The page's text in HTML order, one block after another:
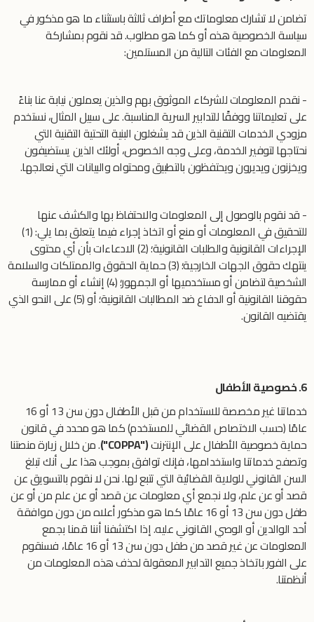
تضامن لا تشارك معلوماتك مع أطراف ثالثة باستثناء ما هو مذكور في
سياسة الخصوصية هذه أو كما هو مطلوب. قد نقوم بمشاركة
المعلومات مع الفئات التالية من المستلمين:
- نقدم المعلومات للشركاء الموثوق بهم والذين يعملون نيابة عنا بناءً
على تعليماتنا ووفقًا للتدابير السرية المناسبة. على سبيل المثال، نستخدم
مزودي الخدمات التقنية الذين قد يشغلون البنية التحتية التقنية التي
نحتاجها لتوفير الخدمة، وعلى وجه الخصوص، أولئك الذين يستضيفون
ويخزنون ويديرون ويحتفظون بالتطبيق ومحتواه والبيانات التي نعالجها.
- قد نقوم بالوصول إلى المعلومات والاحتفاظ بها والكشف عنها
للتحقيق في المعلومات أو منع أو اتخاذ إجراء فيما يتعلق بما يلي: (1)
الإجراءات القانونية والطلبات القانونية؛ (2) الادعاءات بأن أي محتوى
ينتهك حقوق الجهات الخارجية؛ (3) حماية الحقوق والممتلكات والسلامة
الشخصية لتضامن أو مستخدميها أو الجمهور؛ (4) إنشاء أو ممارسة
حقوقنا القانونية أو الدفاع ضد المطالبات القانونية؛ أو (5) على النحو الذي
يقتضيه القانون.
6. خصوصية الأطفال
خدماتنا غير مخصصة للاستخدام من قبل الأطفال دون سن 13 أو 16
عامًا (حسب الاختصاص القضائي للمستخدم) كما هو محدد في قانون
حماية خصوصية الأطفال على الإنترنت("COPPA")
. من خلال زيارة منصتنا
وتصفح خدماتنا واستخدامها، فإنك توافق بموجب هذا على أنك تبلغ
السن القانوني للولاية القضائية التي تتبع لها. نحن لا نقوم بالتسويق عن
قصد أو عن علم، ولا نجمع أي معلومات عن قصد أو عن علم من أو عن
طفل دون سن 13 أو 16 عامًا كما هو مذكور أعلاه من دون موافقة
أحد الوالدين أو الوصي القانوني عليه. إذا اكتشفنا أننا قمنا بجمع
المعلومات عن غير قصد من طفل دون سن 13 أو 16 عامًا، فسنقوم
على الفور باتخاذ جميع التدابير المعقولة لحذف هذه المعلومات من
أنظمتنا.